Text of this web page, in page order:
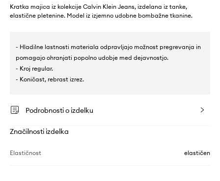
Kratka majica iz kolekcije Calvin Klein Jeans, izdelana iz tanke,
elastične pletenine. Model iz izjemno udobne bombažne tkanine.
- Hladilne lastnosti materiala odpravljajo možnost pregrevanja in
pomagajo ohranjati popolno udobje med dejavnostjo.
- Kroj regular.
- Koničast, rebrast izrez.
Podrobnosti o izdelku
Značilnosti izdelka
Elastičnost elastičen